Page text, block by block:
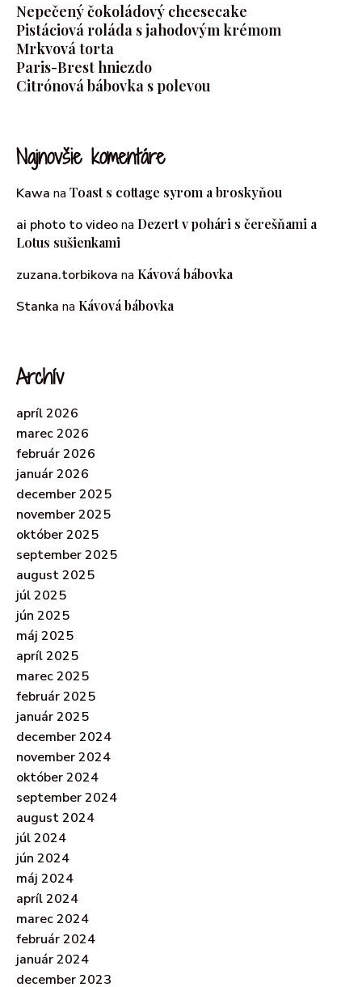
Nepečený čokoládový cheesecake
Pistáciová roláda s jahodovým krémom
Mrkvová torta
Paris-Brest hniezdo
Citrónová bábovka s polevou
Najnovšie komentáre
Kawa na Toast s cottage syrom a broskyňou
ai photo to videona Dezert v pohári s čerešňami a
Lotus sušienkami
zuzana.torbikova na Kávová bábovka
Stanka na Kávová bábovka
Archív
apríl 2026
marec 2026
február 2026
január 2026
december 2025
november 2025
október 2025
september 2025
august 2025
júl 2025
jún 2025
máj 2025
apríl 2025
marec 2025
február 2025
január 2025
december 2024
november 2024
október 2024
september 2024
august 2024
júl 2024
jún 2024
máj 2024
apríl 2024
marec 2024
február 2024
január 2024
december 2023